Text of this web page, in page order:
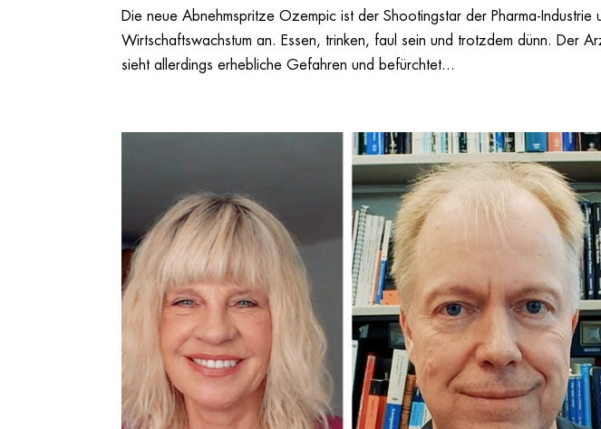
Die neue Abnehmspritze Ozempic ist der Shootingstar der Pharma-
Wirtschaftswachstum an. Essen, trinken, faul sein und trotzdem dünn. Der
sieht allerdings erhebliche Gefahren und befürchtet...